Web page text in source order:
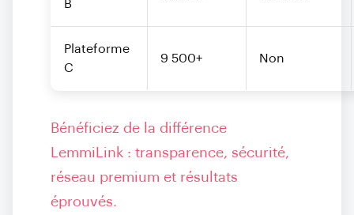
B
Plateforme
C
9 500+ Non
Bénéficiez de la différence
LemmiLink : transparence, sécurité,
réseau premium et résultats
éprouvés.